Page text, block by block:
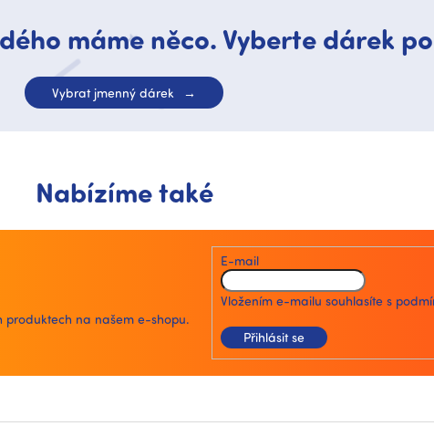
máme něco. Vyberte dárek
Vybrat jmenný dárek
Nabízíme také
na našem e-shopu.
E-mail
Vložením e-mailu souhlasíte s
Přihlásit se